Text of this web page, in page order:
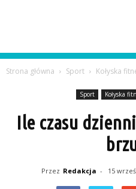
Strona główna Sport Kołyska
Sport Kołyska
Ile czasu
Przez Redakcja - 15